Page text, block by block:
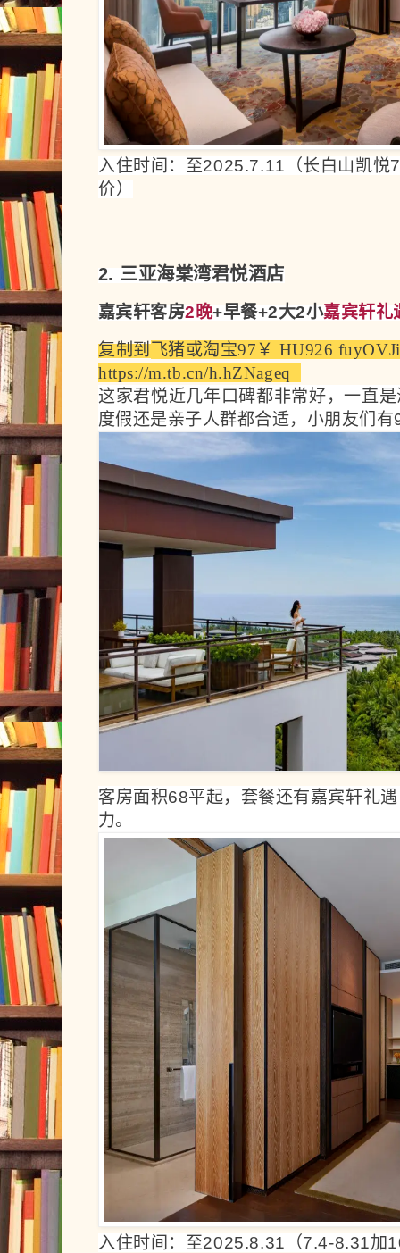
入住时间：至2025.7.11（长白山凯悦
价）
2. 三亚海棠湾君悦酒店
嘉宾轩客房2晚+早餐+2大2小嘉宾轩
复制到飞猪或淘宝97￥ HU926
https://m.tb.cn/h.hZNageq
这家君悦近几年口碑都非常好，一直是
度假还是亲子人群都合适， 小朋友们有
客房面积68平起，套餐还有嘉宾轩礼
力。
入住时间：至2025.8.31（7.4-8.31加